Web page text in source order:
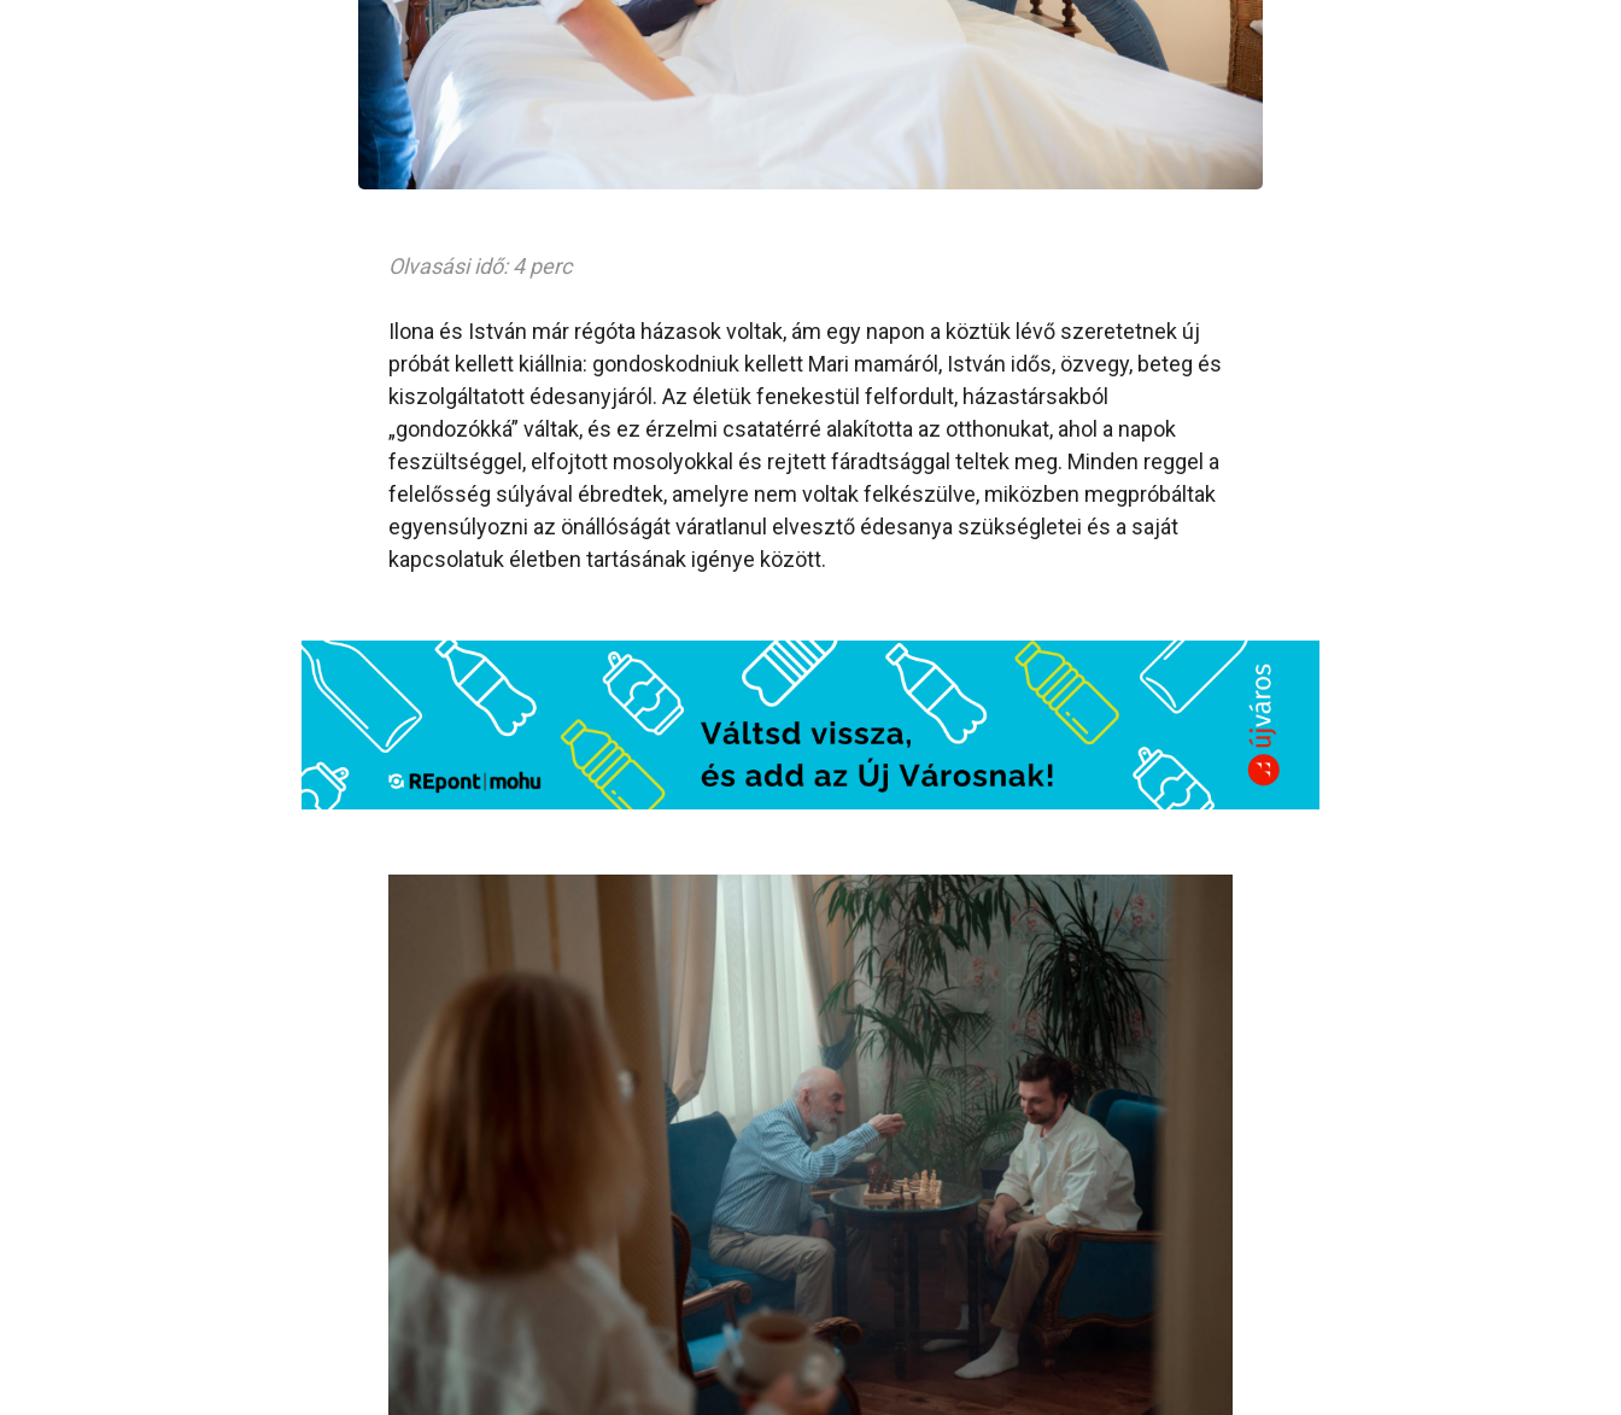
Olvasási idő: 4 perc
Ilona és István már régóta házasok voltak, ám egy napon a köztük lévő szeretetnek új
próbát kellett kiállnia: gondoskodniuk kellett Mari mamáról, István idős, özvegy, beteg és
kiszolgáltatott édesanyjáról. Az életük fenekestül felfordult, házastársakból
„gondozókká” váltak, és ez érzelmi csatatérré alakította az otthonukat, ahol a napok
feszültséggel, elfojtott mosolyokkal és rejtett fáradtsággal teltek meg. Minden reggel a
felelősség súlyával ébredtek, amelyre nem voltak felkészülve, miközben megpróbáltak
egyensúlyozni az önállóságát váratlanul elvesztő édesanya szükségletei és a saját
kapcsolatuk életben tartásának igénye között.